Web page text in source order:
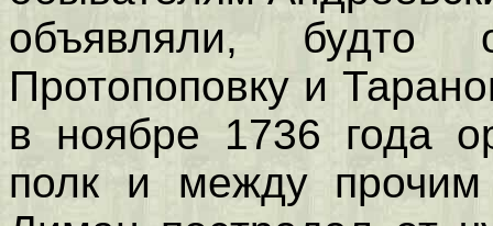
объявляли,
Протопоповку и
в ноябре 1736 года
полк и между